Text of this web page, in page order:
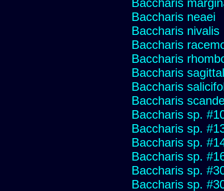
Baccharis
Baccharis neaei
Baccharis nivalis
Baccharis
Baccharis
Baccharis
Baccharis
Baccharis
Baccharis sp.
Baccharis sp.
Baccharis sp.
Baccharis sp.
Baccharis sp.
Baccharis sp.